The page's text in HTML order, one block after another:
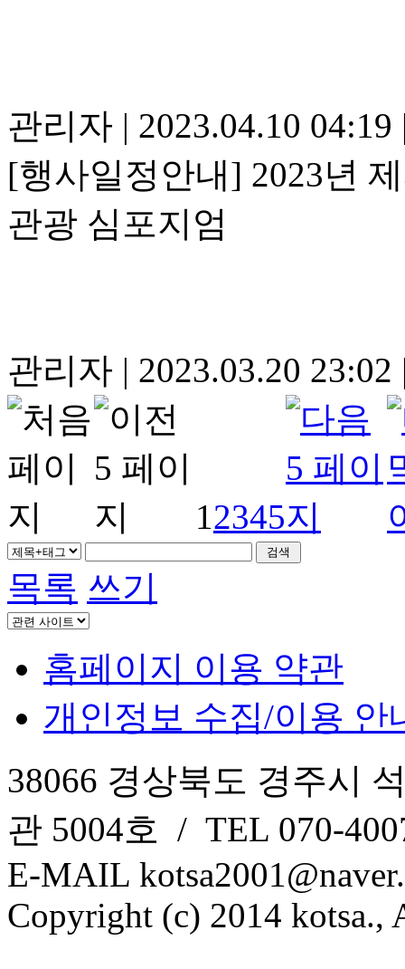
관리자 | 2023.04.10 04:19
[행사일정안내] 2023년
관광 심포지엄
관리자 | 2023.03.20 23:02
12345
목록 쓰기
홈페이지 이용 약관
개인정보 수집/이용 안
38066 경상북도 경주시
관 5004호 / TEL 070-
E-MAIL
Copyright (c) 2014 kotsa.,